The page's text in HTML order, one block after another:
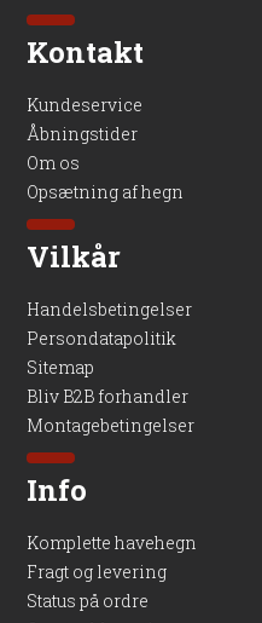
Kontakt
Kundeservice
Åbningstider
Om os
Opsætning af hegn
Vilkår
Handelsbetingelser
Persondatapolitik
Sitemap
Bliv B2B forhandler
Montagebetingelser
Info
Komplette havehegn
Fragt og levering
Status på ordre